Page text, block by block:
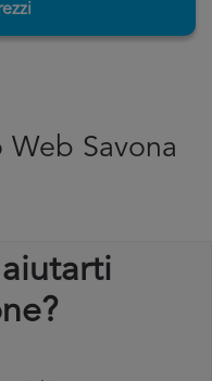
Savona